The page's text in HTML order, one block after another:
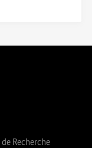
Recherche